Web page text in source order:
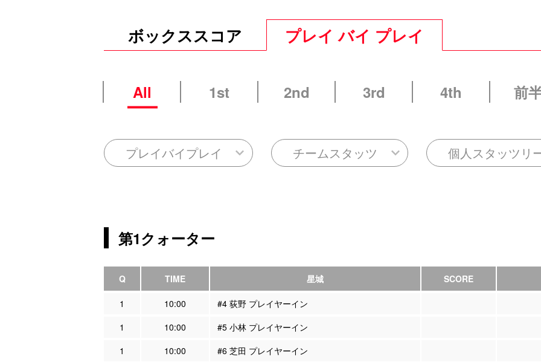
ボックススコア プレイ バイ プレイ
All 1st 2nd 3rd 4th 前
プレイバイプレイ チームスタッツ 個人スタッツリ
第1クォーター
Q TIME 星城 SCORE
1 10:00
#4 荻野 プレイヤーイン
1
10:00
#5 小林 プレイヤーイン
1
10:00
#6 芝田 プレイヤーイン